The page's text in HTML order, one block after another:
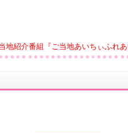
地紹介番組『ご当地あいちぃふれ